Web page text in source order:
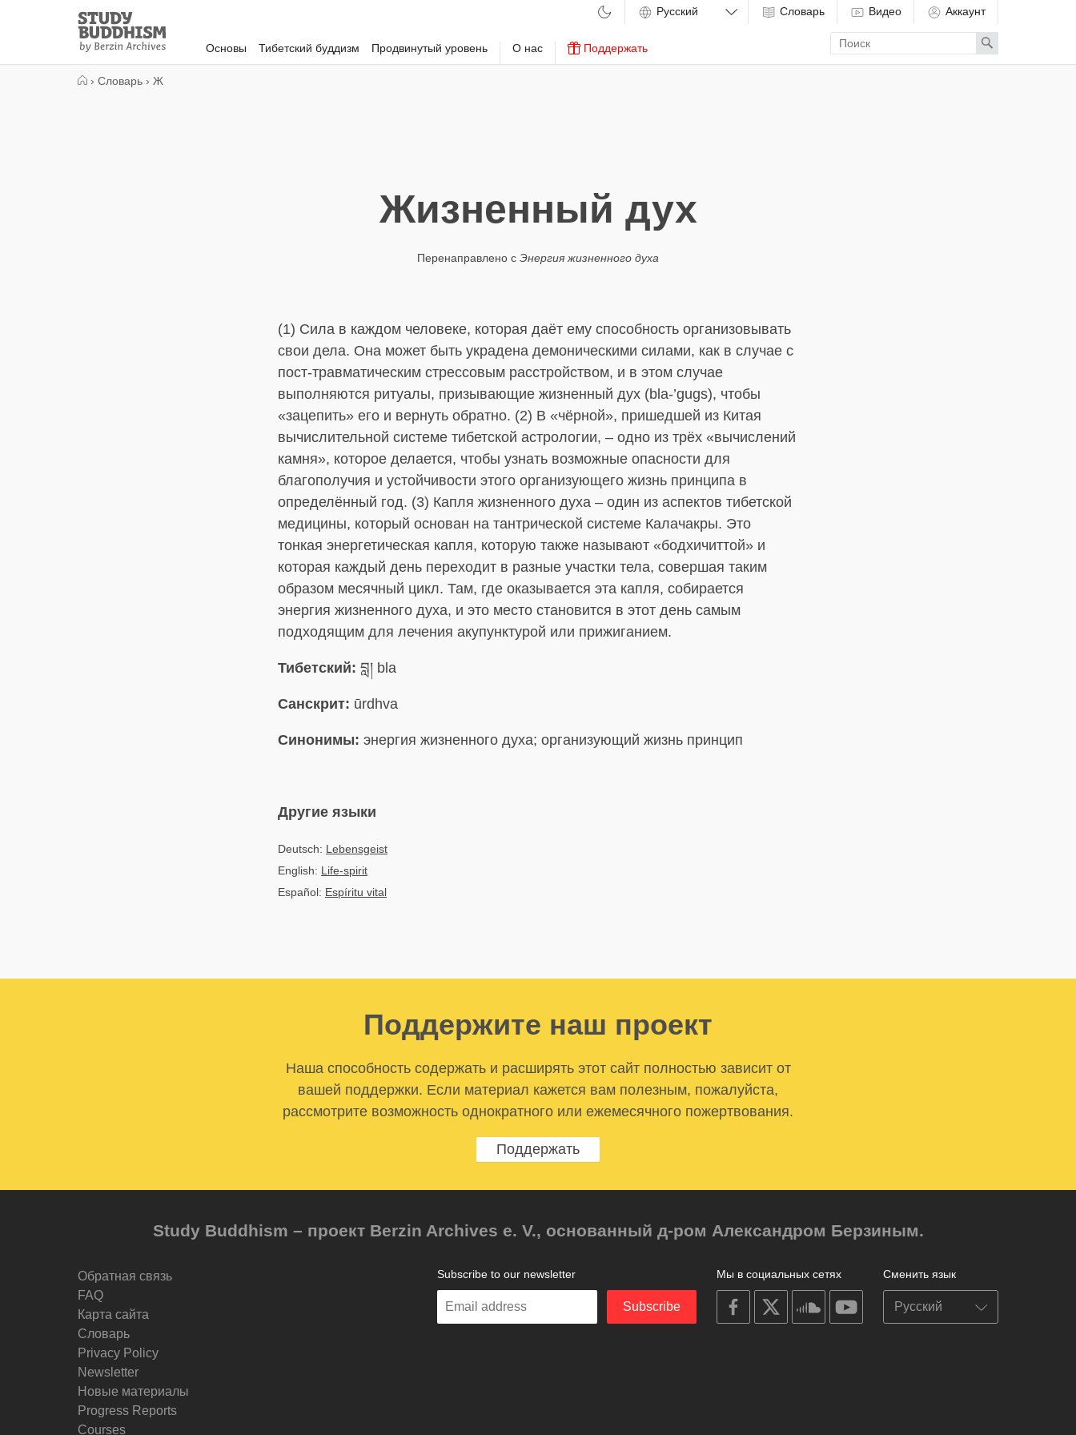
Study
Buddhism
Home
Основы Тибетский буддизм Продвинутый уровень О нас Поддержать
Словарь Видео Аккаунт
Enter
search
term
Search
› Словарь › Ж
Жизненный дух
Перенаправлено с Энергия жизненного духа
(1) Сила в каждом человеке, которая даёт ему способность организовывать
свои дела. Она может быть украдена демоническими силами, как в случае с
пост-травматическим стрессовым расстройством, и в этом случае
выполняются ритуалы, призывающие жизненный дух (bla-’gugs), чтобы
«зацепить» его и вернуть обратно. (2) В «чёрной», пришедшей из Китая
вычислительной системе тибетской астрологии, – одно из трёх «вычислений
камня», которое делается, чтобы узнать возможные опасности для
благополучия и устойчивости этого организующего жизнь принципа в
определённый год. (3) Капля жизненного духа – один из аспектов тибетской
медицины, который основан на тантрической системе Калачакры. Это
тонкая энергетическая капля, которую также называют «бодхичиттой» и
которая каждый день переходит в разные участки тела, совершая таким
образом месячный цикл. Там, где оказывается эта капля, собирается
энергия жизненного духа, и это место становится в этот день самым
подходящим для лечения акупунктурой или прижиганием.
Тибетский: བླ། bla
Санскрит: ūrdhva
Синонимы: энергия жизненного духа; организующий жизнь принцип
Другие языки
Deutsch: Lebensgeist
English: Life-spirit
Español: Espíritu vital
Поддержите наш проект
Наша способность содержать и расширять этот сайт полностью зависит от
вашей поддержки. Если материал кажется вам полезным, пожалуйста,
рассмотрите возможность однократного или ежемесячного пожертвования.
Поддержать
Study Buddhism – проект Berzin Archives e. V., основанный д-ром Александром Берзиным.
Обратная связь
FAQ
Карта сайта
Словарь
Privacy Policy
Newsletter
Новые материалы
Progress Reports
Courses
Сменить язык
Мы в социальных сетях
on
facebook
on
on
soundcloudyoutube
Subscribe to our newsletter
Enter
Subscribe